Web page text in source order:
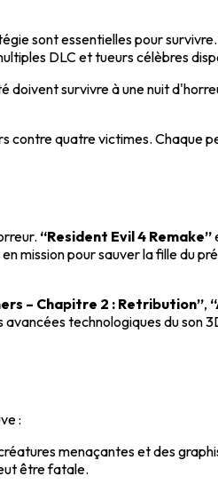
sont essentielles pour survivre.
DLC et tueurs célèbres
survivre à une nuit
contre quatre victimes. Chaque
“Resident Evil 4 Remake”
mission pour sauver la fille du
– Chapitre 2 : Retribution”,
technologiques du
:
menaçantes et des
être fatale.